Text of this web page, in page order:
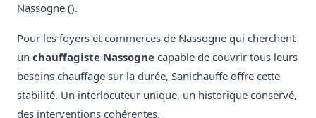
Nassogne ().
Pour les foyers et commerces de Nassogne qui cherchent
un chauffagiste Nassogne capable de couvrir tous leurs
besoins chauffage sur la durée, Sanichauffe offre cette
stabilité. Un interlocuteur unique, un historique conservé,
des interventions cohérentes.